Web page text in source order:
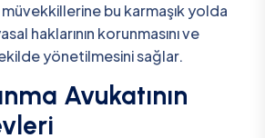
müvekkillerine bu karmaşık yolda
haklarının korunmasını ve
yönetilmesini sağlar.
Avukatının